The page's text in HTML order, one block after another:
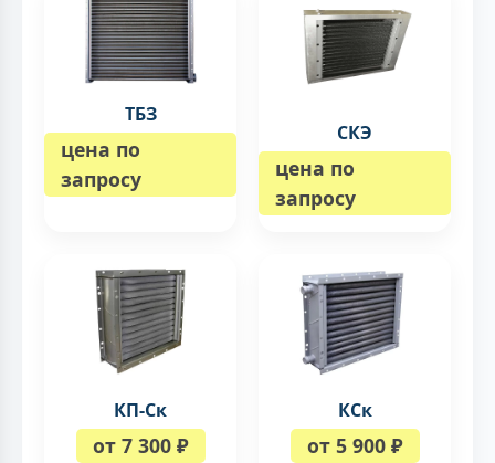
ТБЗ
цена по
запросу
СКЭ
цена по
запросу
КП-Ск
от 7 300 ₽
КСк
от 5 900 ₽